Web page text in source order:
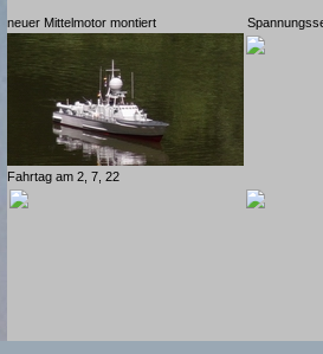
neuer Mittelmotor montiert
Fahrtag am 2, 7, 22